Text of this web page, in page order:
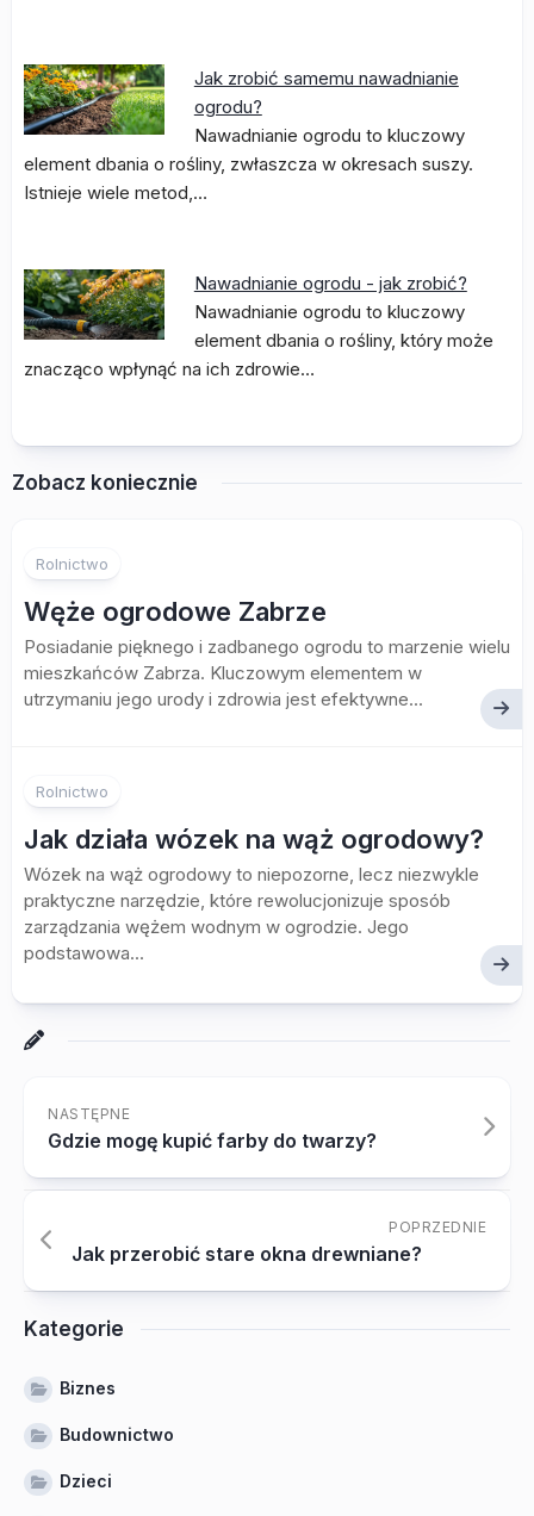
Jak zrobić samemu nawadnianie
ogrodu?
Nawadnianie ogrodu to kluczowy
element dbania o rośliny, zwłaszcza w okresach suszy.
Istnieje wiele metod,…
Nawadnianie ogrodu - jak zrobić?
Nawadnianie ogrodu to kluczowy
element dbania o rośliny, który może
znacząco wpłynąć na ich zdrowie…
Zobacz koniecznie
Rolnictwo
Węże ogrodowe Zabrze
Posiadanie pięknego i zadbanego ogrodu to marzenie wielu
mieszkańców Zabrza. Kluczowym elementem w
utrzymaniu jego urody i zdrowia jest efektywne...
Rolnictwo
Jak działa wózek na wąż ogrodowy?
Wózek na wąż ogrodowy to niepozorne, lecz niezwykle
praktyczne narzędzie, które rewolucjonizuje sposób
zarządzania wężem wodnym w ogrodzie. Jego
podstawowa...
NASTĘPNE
Gdzie mogę kupić farby do twarzy?
POPRZEDNIE
Jak przerobić stare okna drewniane?
Kategorie
Biznes
Budownictwo
Dzieci